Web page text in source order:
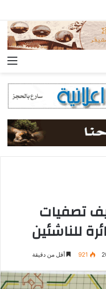
تصفيات
للناشئين
921 أقل من دقيقة